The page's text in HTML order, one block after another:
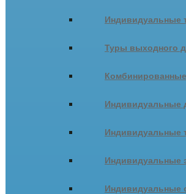
Индивидуальные
Туры выходного
Индивидуальные
Индивидуальные
Индивидуальные
Индивидуальные